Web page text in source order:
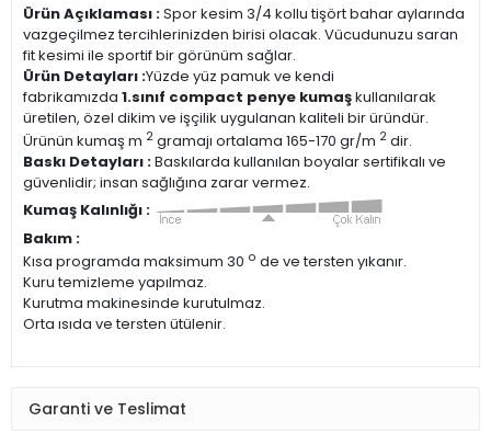
Ürün Açıklaması :Spor kesim 3/4 kollu tişört bahar aylarında
vazgeçilmez tercihlerinizden birisi olacak. Vücudunuzu saran
fit kesimi ile sportif bir görünüm sağlar.
Ürün Detayları :Yüzde yüz pamuk ve kendi
fabrikamızda 1.sınıf compact penye kumaşkullanılarak
üretilen, özel dikim ve işçilik uygulanan kaliteli bir üründür.
Ürünün kumaş m 2 gramajı ortalama 165-170 gr/m 2 dir.
Baskı Detayları :Baskılarda kullanılan boyalar sertifikalı ve
güvenlidir; insan sağlığına zarar vermez.
Kumaş Kalınlığı :
Bakım :
Kısa programda maksimum 30 o de ve tersten yıkanır.
Kuru temizleme yapılmaz.
Kurutma makinesinde kurutulmaz.
Orta ısıda ve tersten ütülenir.
Garanti ve Teslimat